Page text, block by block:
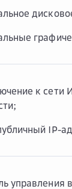
к сети
IP-
управления